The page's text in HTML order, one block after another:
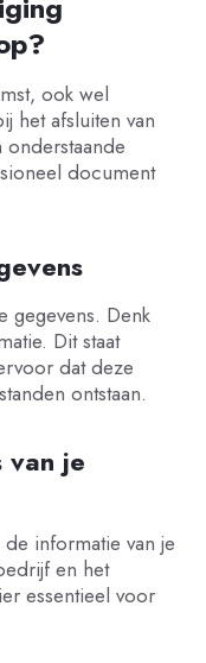
ook wel
het afsluiten van
document
gegevens. Denk
Dit staat
dat deze
ontstaan.
van je
informatie van je
en het
essentieel voor